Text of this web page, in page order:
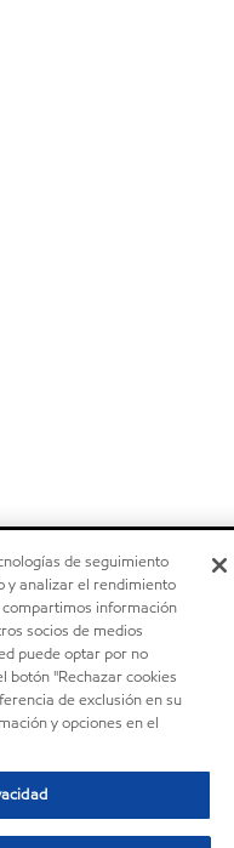
de seguimiento
y analizar el rendimiento
información
socios de medios
puede optar por no
"Rechazar cookies
de exclusión en su
y opciones en el